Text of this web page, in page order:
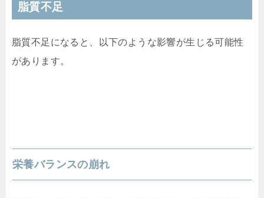
脂質不足
脂質不足になると、以下のような影響が生じる可能性
があります。
栄養バランスの崩れ